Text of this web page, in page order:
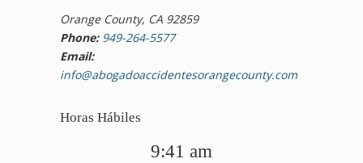
Orange County, CA 92859
Phone: 949-264-5577
Email:
info@abogadoaccidentesorangecounty.com
Horas Hábiles
9:41 am